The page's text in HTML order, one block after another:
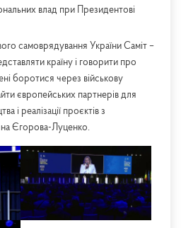
влад при Президентові
самоврядування України Саміт –
країну і говорити про
боротися через військову
європейських партнерів для
і реалізації проєктів з
Єгорова-Луценко.